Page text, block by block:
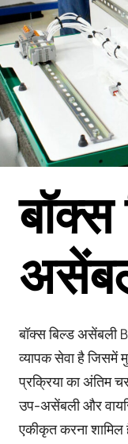
बॉक्स
बॉक्स बिल्ड असेंबली
व्यापक सेवा है जिसमें
प्रक्रिया का अंतिम
उप-असेंबली और
एकीकृत करना शामिल